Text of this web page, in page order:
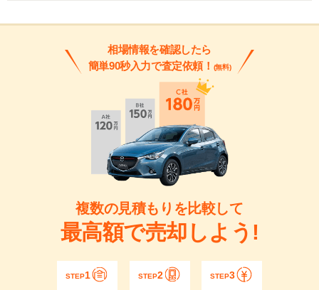
相場情報を確認したら
簡単90秒入力で査定依頼！ (無料)
複数の見積もりを比較して
最高額で売却しよう!
STEP1 STEP2 STEP3